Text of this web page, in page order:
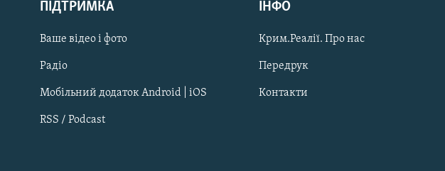
Qırımtatar
ДОЛУЧАЙСЯ!
ПІДТРИМКА
Ваше відео і фото
Радіо
Мобільний додаток Android | iOS
RSS / Podcast
ІНФО
Крим.Реалії. Про нас
Передрук
Контакти